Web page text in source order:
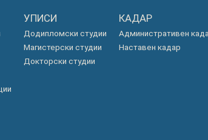
УПИСИ
Додипломски студии
Магистерски студии
Докторски студии
КАДАР
Административен
Наставен кадар